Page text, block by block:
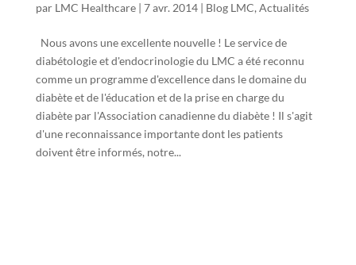
par LMC Healthcare| 7 avr. 2014| Blog LMC, Actualités
Nous avons une excellente nouvelle ! Le service de
diabétologie et d'endocrinologie du LMC a été reconnu
comme un programme d'excellence dans le domaine du
diabète et de l'éducation et de la prise en charge du
diabète par l'Association canadienne du diabète ! Il s'agit
d'une reconnaissance importante dont les patients
doivent être informés, notre...